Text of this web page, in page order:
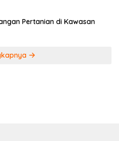
Pertanian di Kawasan